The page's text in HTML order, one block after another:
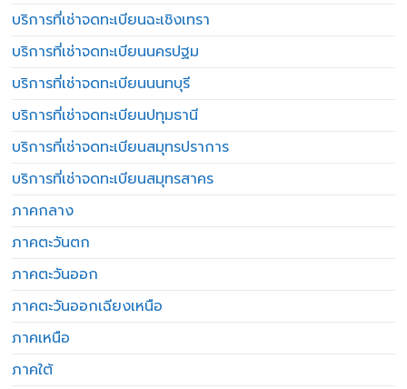
บริการที่เช่าจดทะเบียนฉะเชิงเทรา
บริการที่เช่าจดทะเบียนนครปฐม
บริการที่เช่าจดทะเบียนนนทบุรี
บริการที่เช่าจดทะเบียนปทุมธานี
บริการที่เช่าจดทะเบียนสมุทรปราการ
บริการที่เช่าจดทะเบียนสมุทรสาคร
ภาคกลาง
ภาคตะวันตก
ภาคตะวันออก
ภาคตะวันออกเฉียงเหนือ
ภาคเหนือ
ภาคใต้